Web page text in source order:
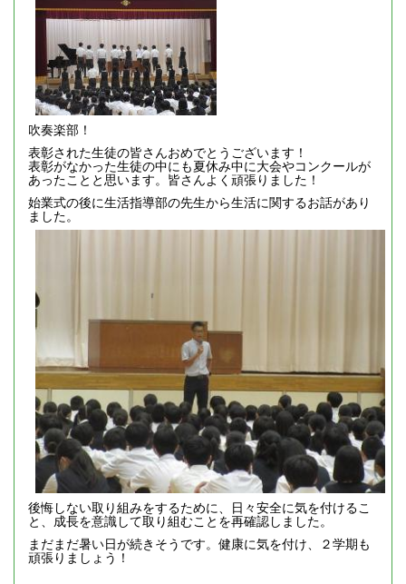
吹奏楽部！
表彰された生徒の皆さんおめでとうございます！
表彰がなかった生徒の中にも夏休み中に大会やコンクールが
あったことと思います。皆さんよく頑張りました！
始業式の後に生活指導部の先生から生活に関するお話があり
ました。
後悔しない取り組みをするために、日々安全に気を付けるこ
と、成長を意識して取り組むことを再確認しました。
まだまだ暑い日が続きそうです。健康に気を付け、２学期も
頑張りましょう！